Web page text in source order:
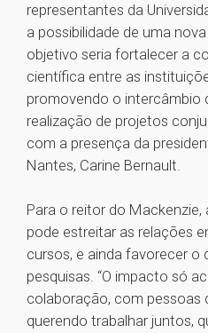
representantes da
a possibilidade de uma
objetivo seria fortalecer a
científica entre as
promovendo o intercâmbio
realização de projetos
com a presença da
Nantes, Carine Bernault.
Para o reitor do Mackenzie,
pode estreitar as relações
cursos, e ainda favorecer o
pesquisas. “O impacto só
colaboração, com pessoas
querendo trabalhar juntos,